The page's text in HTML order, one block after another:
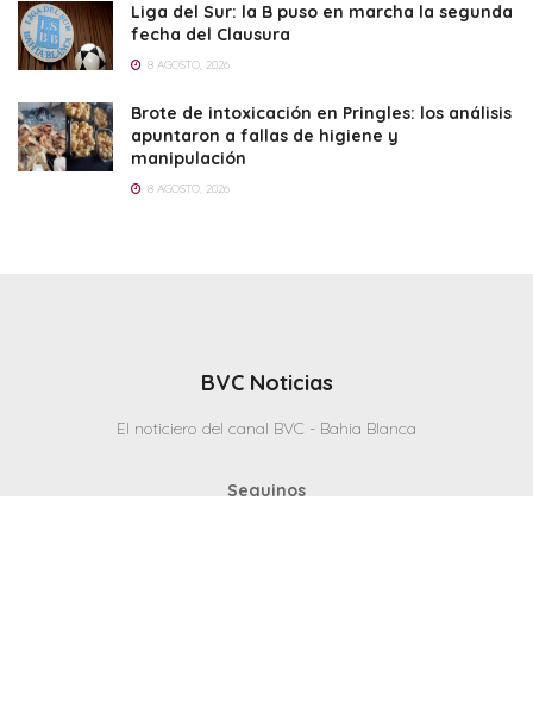
Liga del Sur: la B puso en marcha la segunda
fecha del Clausura
8 AGOSTO, 2026
Brote de intoxicación en Pringles: los análisis
apuntaron a fallas de higiene y
manipulación
8 AGOSTO, 2026
BVC Noticias
El noticiero del canal BVC - Bahia Blanca
Seguinos